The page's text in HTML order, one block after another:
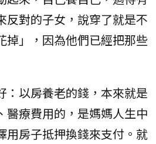
反對的子女，說穿了就是不
掉」，因為他們已經把那些
：以房養老的錢，本來就是
醫療費用的，是媽媽人生中
用房子抵押換錢來支付。就